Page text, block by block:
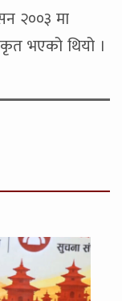
२००३ मा
भएको थियो ।